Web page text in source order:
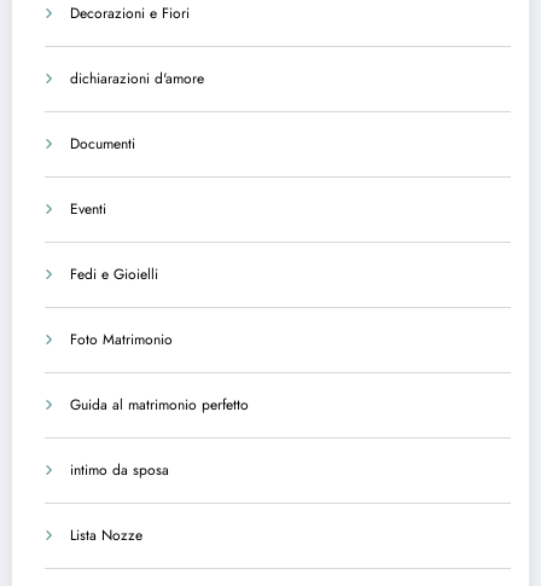
Decorazioni e Fiori
dichiarazioni d'amore
Documenti
Eventi
Fedi e Gioielli
Foto Matrimonio
Guida al matrimonio perfetto
intimo da sposa
Lista Nozze